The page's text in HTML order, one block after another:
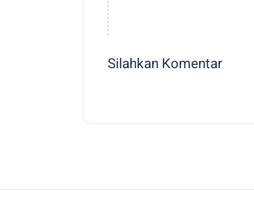
Silahkan Komentar